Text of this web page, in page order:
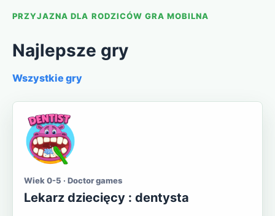
PRZYJAZNA DLA RODZICÓW GRA MOBILNA
Najlepsze gry
Wszystkie gry
Wiek 0-5 · Doctor games
Lekarz dziecięcy : dentysta